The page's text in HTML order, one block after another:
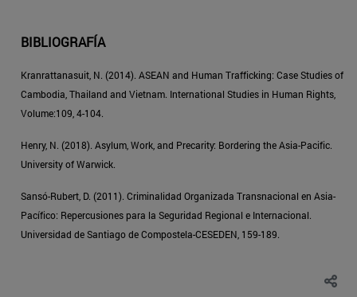
BIBLIOGRAFÍA
Kranrattanasuit, N. (2014). ASEAN and Human Trafficking: Case Studies of
Cambodia, Thailand and Vietnam. International Studies in Human Rights,
Volume:109, 4-104.
Henry, N. (2018). Asylum, Work, and Precarity: Bordering the Asia-Pacific.
University of Warwick.
Sansó-Rubert, D. (2011). Criminalidad Organizada Transnacional en Asia-
Pacífico: Repercusiones para la Seguridad Regional e Internacional.
Universidad de Santiago de Compostela-CESEDEN, 159-189.